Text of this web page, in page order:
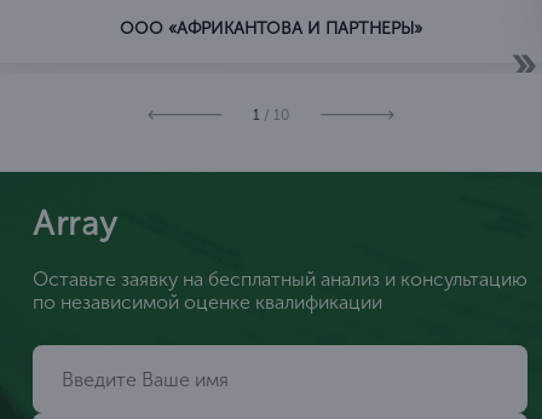
ООО «АФРИКАНТОВА И ПАРТНЕРЫ»
1 / 10
Array
Оставьте заявку на бесплатный анализ и консультацию
по независимой оценке квалификации